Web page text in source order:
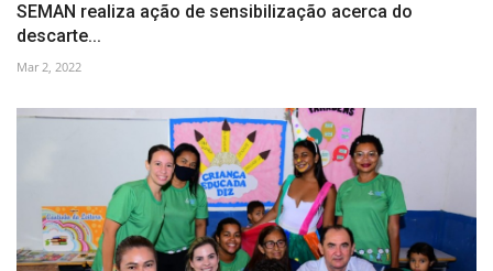
SEMAN realiza ação de sensibilização acerca do
descarte...
Mar 2, 2022